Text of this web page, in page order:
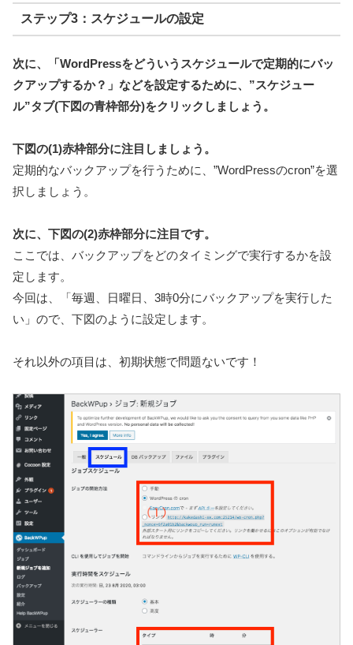
ステップ3：スケジュールの設定
次に、「WordPressをどういうスケジュールで定期的にバッ
クアップするか？」などを設定するために、”スケジュー
ル”タブ(下図の青枠部分)をクリックしましょう。
下図の(1)赤枠部分に注目しましょう。
定期的なバックアップを行うために、”WordPressのcron”を選
択しましょう。
次に、下図の(2)赤枠部分に注目です。
ここでは、バックアップをどのタイミングで実行するかを設
定します。
今回は、「毎週、日曜日、3時0分にバックアップを実行した
い」ので、下図のように設定します。
それ以外の項目は、初期状態で問題ないです！